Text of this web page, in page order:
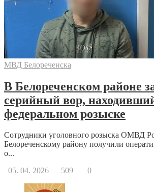
МВД Белореченска
В Белореченском районе
серийный вор,
федеральном розыске
Сотрудники уголовного розыска ОМВД
Белореченскому району получили
о...
05. 04. 2026
509 0